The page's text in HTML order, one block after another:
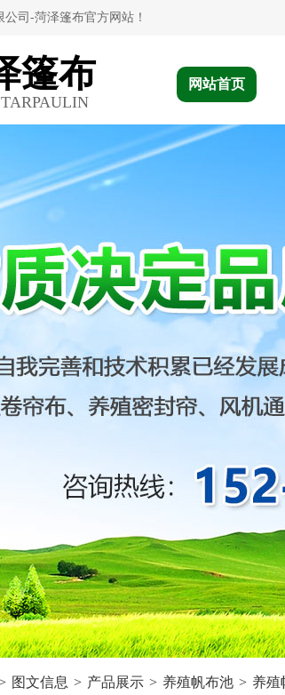
司-菏泽篷布官方网站！
篷布 网站首页
图文信息 > 产品展示 > 养殖帆布池 > 养殖